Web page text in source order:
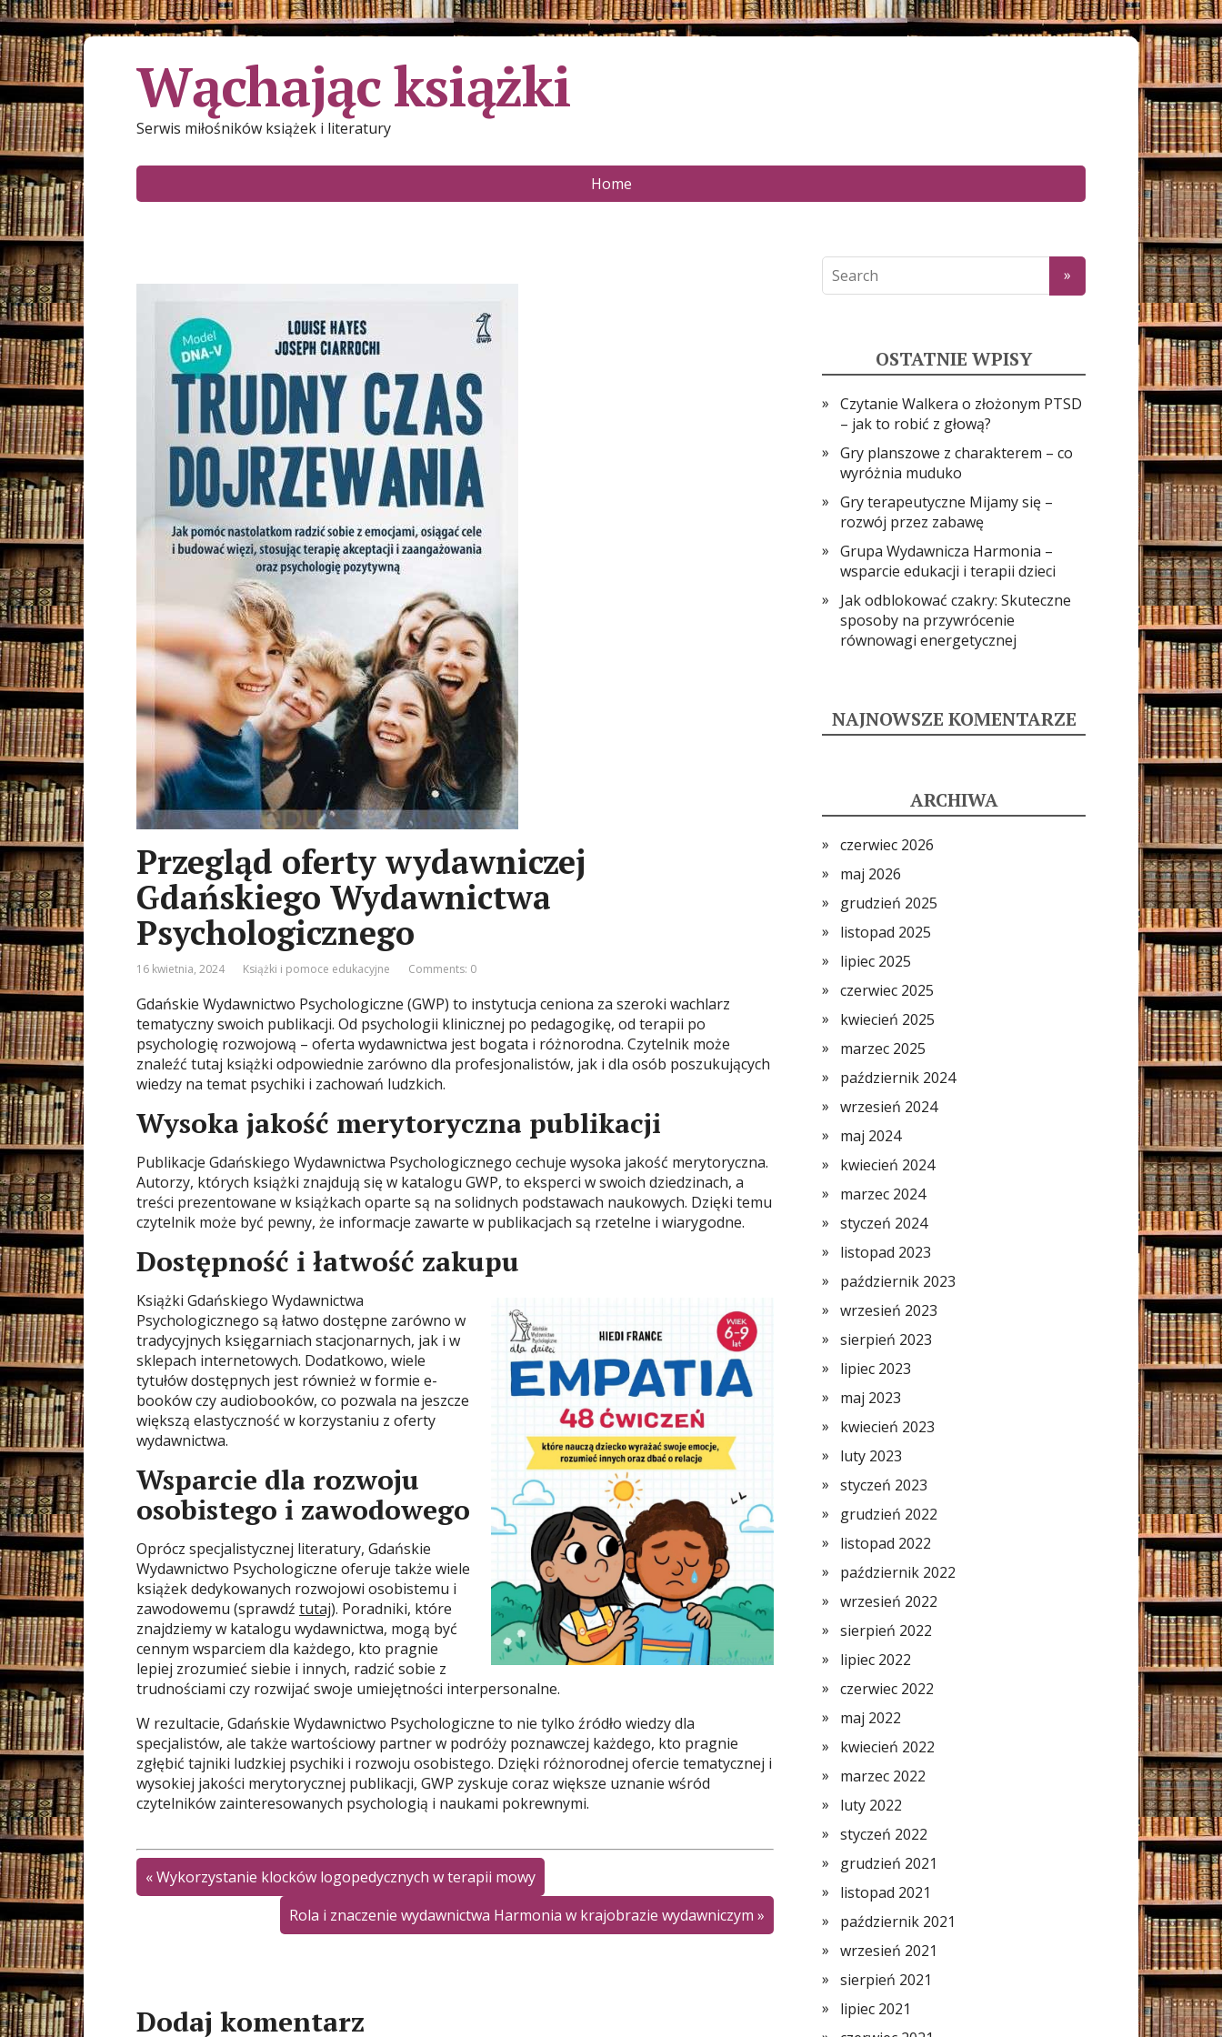
Wąchając książki
Serwis miłośników książek i literatury
Home
Przegląd oferty wydawniczej
Gdańskiego Wydawnictwa
Psychologicznego
16 kwietnia, 2024 Książki i pomoce edukacyjne Comments: 0
Gdańskie Wydawnictwo Psychologiczne (GWP) to instytucja ceniona za szeroki wachlarz
tematyczny swoich publikacji. Od psychologii klinicznej po pedagogikę, od terapii po
psychologię rozwojową – oferta wydawnictwa jest bogata i różnorodna. Czytelnik może
znaleźć tutaj książki odpowiednie zarówno dla profesjonalistów, jak i dla osób poszukujących
wiedzy na temat psychiki i zachowań ludzkich.
Wysoka jakość merytoryczna publikacji
Publikacje Gdańskiego Wydawnictwa Psychologicznego cechuje wysoka jakość merytoryczna.
Autorzy, których książki znajdują się w katalogu GWP, to eksperci w swoich dziedzinach, a
treści prezentowane w książkach oparte są na solidnych podstawach naukowych. Dzięki temu
czytelnik może być pewny, że informacje zawarte w publikacjach są rzetelne i wiarygodne.
Dostępność i łatwość zakupu
Książki Gdańskiego Wydawnictwa
Psychologicznego są łatwo dostępne zarówno w
tradycyjnych księgarniach stacjonarnych, jak i w
sklepach internetowych. Dodatkowo, wiele
tytułów dostępnych jest również w formie e-
booków czy audiobooków, co pozwala na jeszcze
większą elastyczność w korzystaniu z oferty
wydawnictwa.
Wsparcie dla rozwoju
osobistego i zawodowego
Oprócz specjalistycznej literatury, Gdańskie
Wydawnictwo Psychologiczne oferuje także wiele
książek dedykowanych rozwojowi osobistemu i
zawodowemu (sprawdź tutaj). Poradniki, które
znajdziemy w katalogu wydawnictwa, mogą być
cennym wsparciem dla każdego, kto pragnie
lepiej zrozumieć siebie i innych, radzić sobie z
trudnościami czy rozwijać swoje umiejętności interpersonalne.
W rezultacie, Gdańskie Wydawnictwo Psychologiczne to nie tylko źródło wiedzy dla
specjalistów, ale także wartościowy partner w podróży poznawczej każdego, kto pragnie
zgłębić tajniki ludzkiej psychiki i rozwoju osobistego. Dzięki różnorodnej ofercie tematycznej i
wysokiej jakości merytorycznej publikacji, GWP zyskuje coraz większe uznanie wśród
czytelników zainteresowanych psychologią i naukami pokrewnymi.
«Wykorzystanie klocków logopedycznych w terapii mowy
Rola i znaczenie wydawnictwa Harmonia w krajobrazie wydawniczym »
Dodaj komentarz
OSTATNIE WPISY
Czytanie Walkera o złożonym PTSD
– jak to robić z głową?
Gry planszowe z charakterem – co
wyróżnia muduko
Gry terapeutyczne Mijamy się –
rozwój przez zabawę
Grupa Wydawnicza Harmonia –
wsparcie edukacji i terapii dzieci
Jak odblokować czakry: Skuteczne
sposoby na przywrócenie
równowagi energetycznej
NAJNOWSZE KOMENTARZE
ARCHIWA
czerwiec 2026
maj 2026
grudzień 2025
listopad 2025
lipiec 2025
czerwiec 2025
kwiecień 2025
marzec 2025
październik 2024
wrzesień 2024
maj 2024
kwiecień 2024
marzec 2024
styczeń 2024
listopad 2023
październik 2023
wrzesień 2023
sierpień 2023
lipiec 2023
maj 2023
kwiecień 2023
luty 2023
styczeń 2023
grudzień 2022
listopad 2022
październik 2022
wrzesień 2022
sierpień 2022
lipiec 2022
czerwiec 2022
maj 2022
kwiecień 2022
marzec 2022
luty 2022
styczeń 2022
grudzień 2021
listopad 2021
październik 2021
wrzesień 2021
sierpień 2021
lipiec 2021